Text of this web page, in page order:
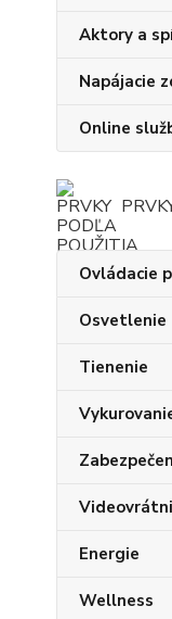
Aktory a
Napájacie
Online
Ovládacie
Osvetlenie
Tienenie
Energie
Wellness